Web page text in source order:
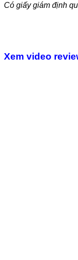
Có giấy giám định
Xem video